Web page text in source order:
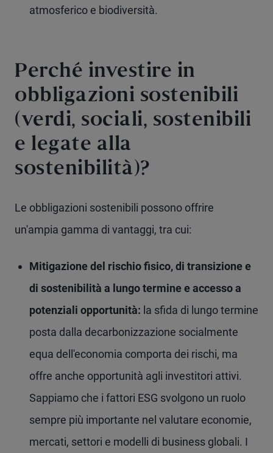
atmosferico e biodiversità.
Perché investire in
obbligazioni sostenibili
(verdi, sociali, sostenibili
e legate alla
sostenibilità)?
Le obbligazioni sostenibili possono offrire
un'ampia gamma di vantaggi, tra cui:
Mitigazione del rischio fisico, di transizione e
di sostenibilità a lungo termine e accesso a
potenziali opportunità: la sfida di lungo termine
posta dalla decarbonizzazione socialmente
equa dell'economia comporta dei rischi, ma
offre anche opportunità agli investitori attivi.
Sappiamo che i fattori ESG svolgono un ruolo
sempre più importante nel valutare economie,
mercati, settori e modelli di business globali. I